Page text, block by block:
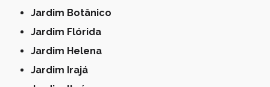
Jardim Botânico
Jardim Flórida
Jardim Helena
Jardim Irajá